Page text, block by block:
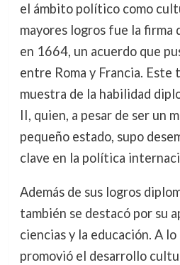
el ámbito político como
mayores logros fue la firma
en 1664, un acuerdo que
entre Roma y Francia. Este
muestra de la habilidad
II, quien, a pesar de ser un
pequeño estado, supo
clave en la política
Además de sus logros
también se destacó por su
ciencias y la educación. A
promovió el desarrollo